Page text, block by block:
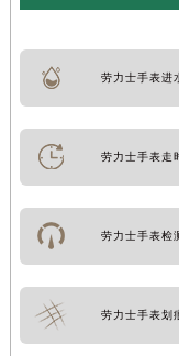
劳力士手表进
劳力士手表走
劳力士手表检
劳力士手表划